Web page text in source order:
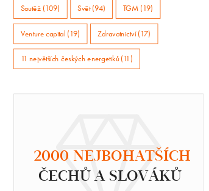
Soutěž (109) Svět (94) TGM (19)
Venture capital (19) Zdravotnictví (17)
11 největších českých energetiků (11)
2000 NEJBOHATŠÍCH
ČECHŮ A SLOVÁKŮ